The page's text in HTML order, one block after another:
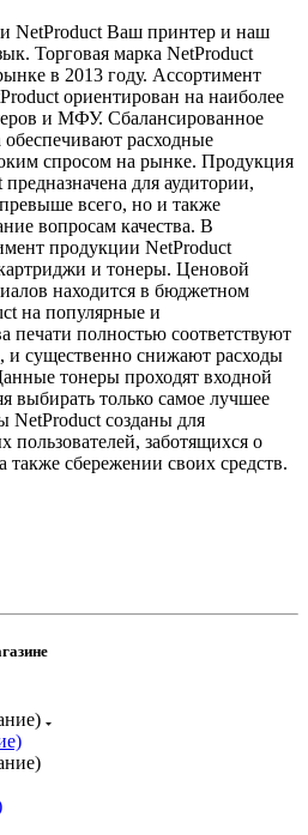
NetProduct Ваш принтер и наш
Торговая марка NetProduct
в 2013 году. Ассортимент
ориентирован на наиболее
и МФУ. Сбалансированное
обеспечивают расходные
спросом на рынке. Продукция
для аудитории,
всего, но и также
вопросам качества. В
продукции NetProduct
и тонеры. Ценовой
находится в бюджетном
на популярные и
печати полностью соответствуют
и существенно снижают расходы
тонеры проходят входной
выбирать только самое лучшее
NetProduct созданы для
заботящихся о
также сбережении своих средств.